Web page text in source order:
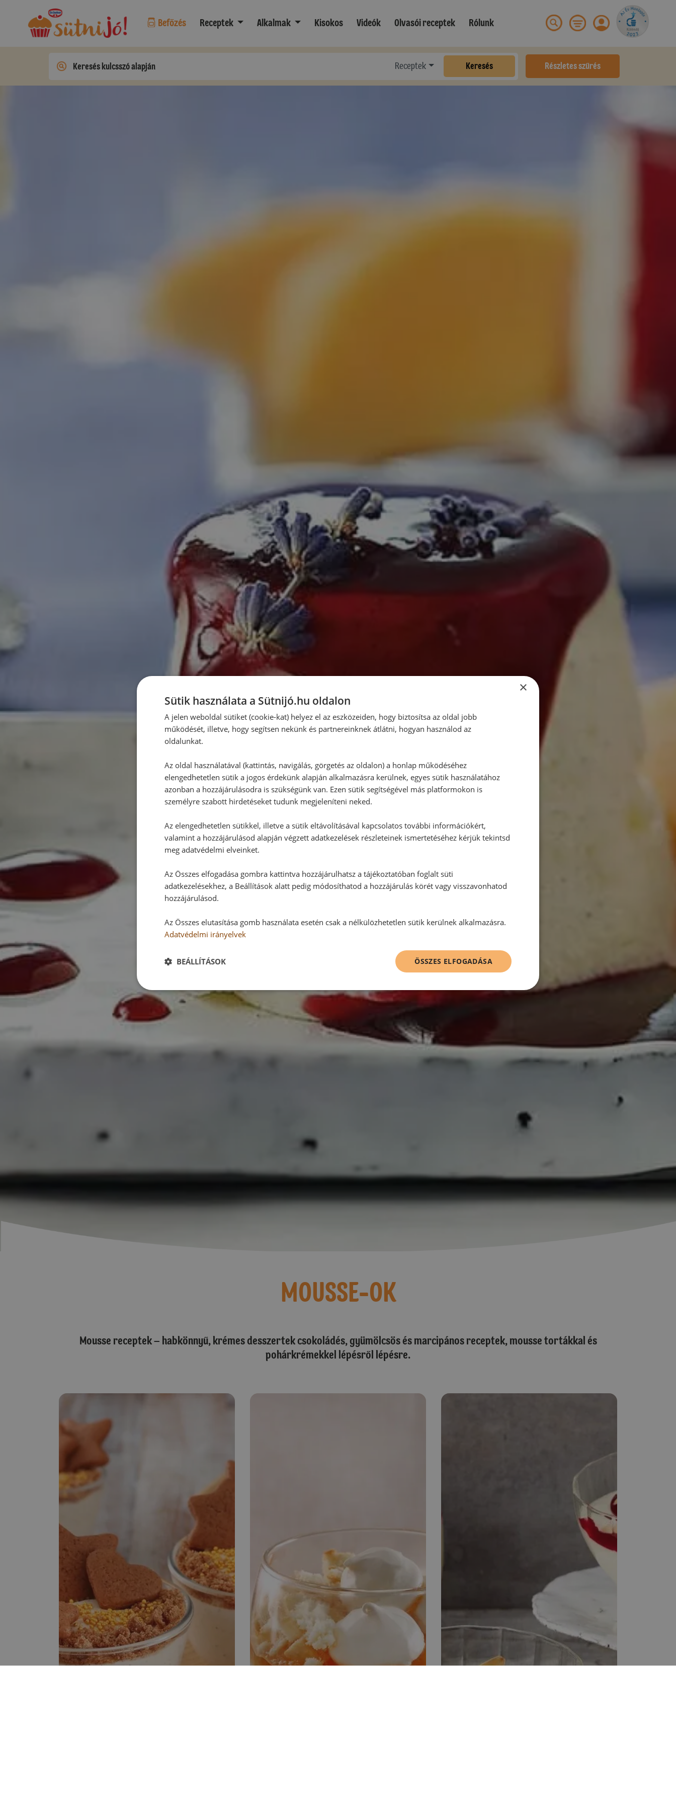
Befőzés Receptek Alkalmak Kisokos Videók Olvasói receptek Rólunk
Receptek Keresés Részletes szűrés
MOUSSE-OK
Mousse receptek – habkönnyű, krémes desszertek csokoládés, gyümölcsös és marcipános receptek, mousse tortákkal és
pohárkrémekkel lépésről lépésre.
×
Sütik használata a Sütnijó.hu oldalon
A jelen weboldal sütiket (cookie-kat) helyez el az eszközeiden, hogy biztosítsa az oldal jobb
működését, illetve, hogy segítsen nekünk és partnereinknek átlátni, hogyan használod az
oldalunkat.
Az oldal használatával (kattintás, navigálás, görgetés az oldalon) a honlap működéséhez
elengedhetetlen sütik a jogos érdekünk alapján alkalmazásra kerülnek, egyes sütik használatához
azonban a hozzájárulásodra is szükségünk van. Ezen sütik segítségével más platformokon is
személyre szabott hirdetéseket tudunk megjeleníteni neked.
Az elengedhetetlen sütikkel, illetve a sütik eltávolításával kapcsolatos további információkért,
valamint a hozzájárulásod alapján végzett adatkezelések részleteinek ismertetéséhez kérjük tekintsd
meg adatvédelmi elveinket.
Az Összes elfogadása gombra kattintva hozzájárulhatsz a tájékoztatóban foglalt süti
adatkezelésekhez, a Beállítások alatt pedig módosíthatod a hozzájárulás körét vagy visszavonhatod
hozzájárulásod.
Az Összes elutasítása gomb használata esetén csak a nélkülözhetetlen sütik kerülnek alkalmazásra.
Adatvédelmi irányelvek
ÖSSZES ELFOGADÁSA
BEÁLLÍTÁSOK